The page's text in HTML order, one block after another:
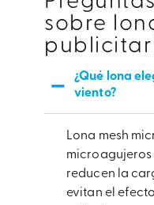
sobre
¿Qué lona
viento?
Lona mesh
microagujeros
reducen la
evitan el